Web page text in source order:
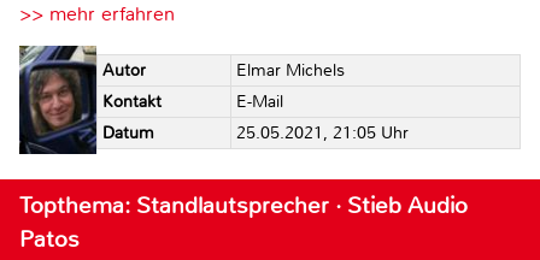
>> mehr erfahren
Autor
Elmar Michels
Kontakt
E-Mail
Datum
25.05.2021, 21:05 Uhr
Topthema: Standlautsprecher · Stieb Audio
Patos